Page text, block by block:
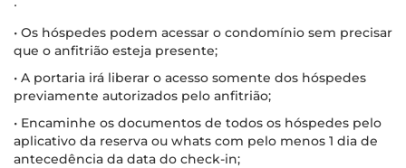
∙
• Os hóspedes podem acessar o condomínio sem precisar
que o anfitrião esteja presente;
• A portaria irá liberar o acesso somente dos hóspedes
previamente autorizados pelo anfitrião;
• Encaminhe os documentos de todos os hóspedes pelo
aplicativo da reserva ou whats com pelo menos 1 dia de
antecedência da data do check-in;